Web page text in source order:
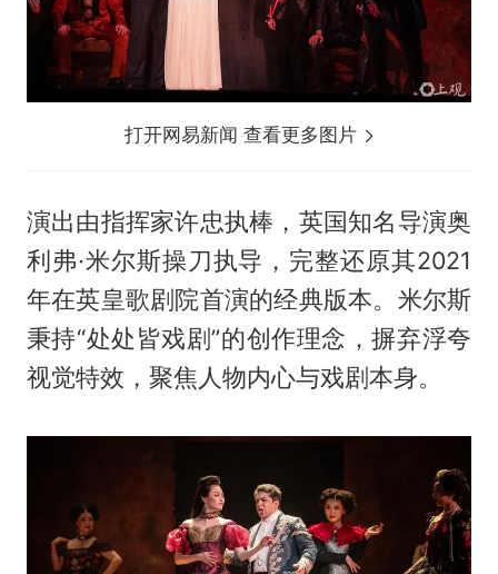
打开网易新闻 查看更多图片
演出由指挥家许忠执棒，英国知名导演奥
利弗·米尔斯操刀执导，完整还原其2021
年在英皇歌剧院首演的经典版本。米尔斯
秉持“处处皆戏剧”的创作理念，摒弃浮夸
视觉特效，聚焦人物内心与戏剧本身。